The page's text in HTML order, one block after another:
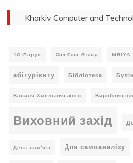
Kharkiv Computer and
1С-Рарус ComCom Group MRIYA
абітурієнту Бібліотека
Василя Хмельницького Виробництво
Виховний захід
День пам'яті Для самоаналізу